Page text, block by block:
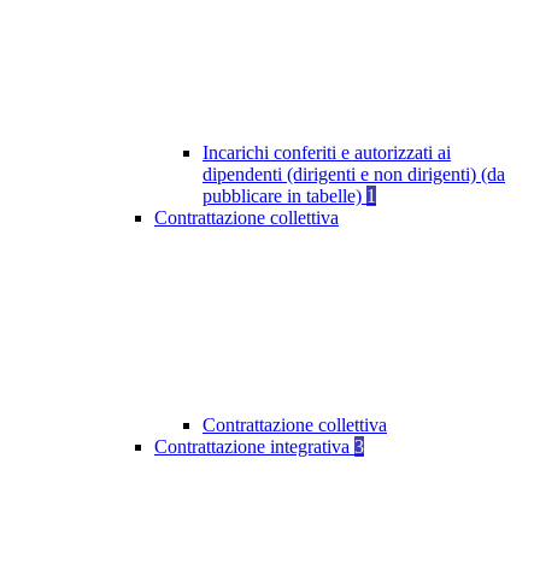
Incarichi conferiti e autorizzati ai
dipendenti (dirigenti e non dirigenti) (da
pubblicare in tabelle) 1
Contrattazione collettiva
Contrattazione collettiva
Contrattazione integrativa 3